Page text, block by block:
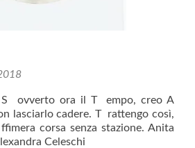
S ovverto ora il T empo, creo A
lasciarlo cadere. T rattengo così,
corsa senza stazione. Anita
Celeschi